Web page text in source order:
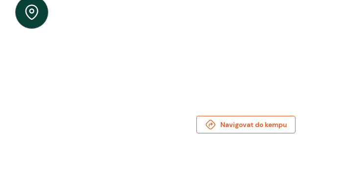
Navigovat do kempu